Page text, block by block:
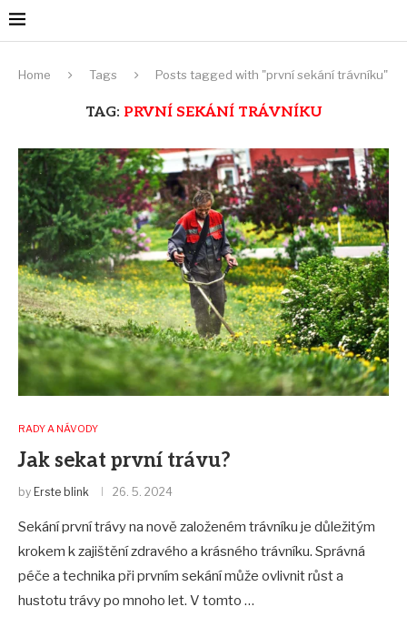
Home Tags Posts tagged with "první sekání trávníku"
TAG: PRVNÍ SEKÁNÍ TRÁVNÍKU
RADY A NÁVODY
Jak sekat první trávu?
by Erste blink 26. 5. 2024
Sekání první trávy na nově založeném trávníku je důležitým
krokem k zajištění zdravého a krásného trávníku. Správná
péče a technika při prvním sekání může ovlivnit růst a
hustotu trávy po mnoho let. V tomto …